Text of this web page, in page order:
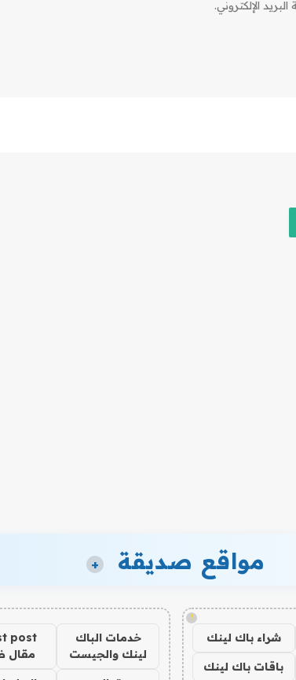
الإلكتروني.
مواقع صديقة +
!
شراء باك لينك
باقات باك لينك
خدمات الباك
لينك والجيست
post
مقال